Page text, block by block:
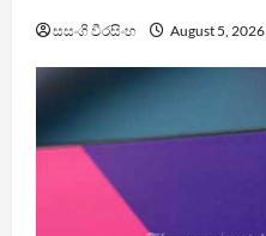
සසංගි වීරසිංහ August 5, 2026